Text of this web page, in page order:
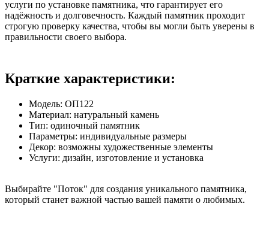
услуги по установке памятника, что гарантирует его
надёжность и долговечность. Каждый памятник проходит
строгую проверку качества, чтобы вы могли быть уверены в
правильности своего выбора.
Краткие характеристики:
Модель: ОП122
Материал: натуральный камень
Тип: одиночный памятник
Параметры: индивидуальные размеры
Декор: возможны художественные элементы
Услуги: дизайн, изготовление и установка
Выбирайте "Поток" для создания уникального памятника,
который станет важной частью вашей памяти о любимых.